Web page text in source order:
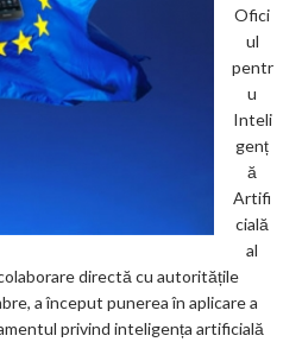
Ofici
ul
pentr
u
Inteli
genț
ă
Artifi
cială
al
directă cu autoritățile
a început punerea în aplicare a
privind inteligența artificială